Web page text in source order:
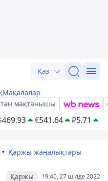
Қаз
Мақалалар
мақтанышы
469.93 €541.64 ₽5.71
Қаржы жаңалықтары
19:40, 27 шілде 2022
Қаржы